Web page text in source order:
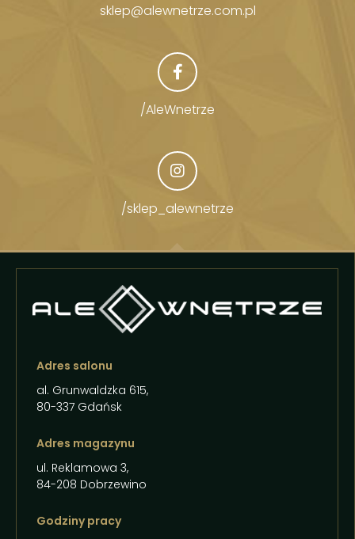
sklep@alewnetrze.com.pl
/AleWnetrze
/sklep_alewnetrze
Adres salonu
al. Grunwaldzka 615,
80-337 Gdańsk
Adres magazynu
ul. Reklamowa 3,
84-208 Dobrzewino
Godziny pracy